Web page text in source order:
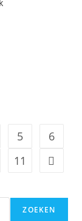
5
6
11
ZOEKEN